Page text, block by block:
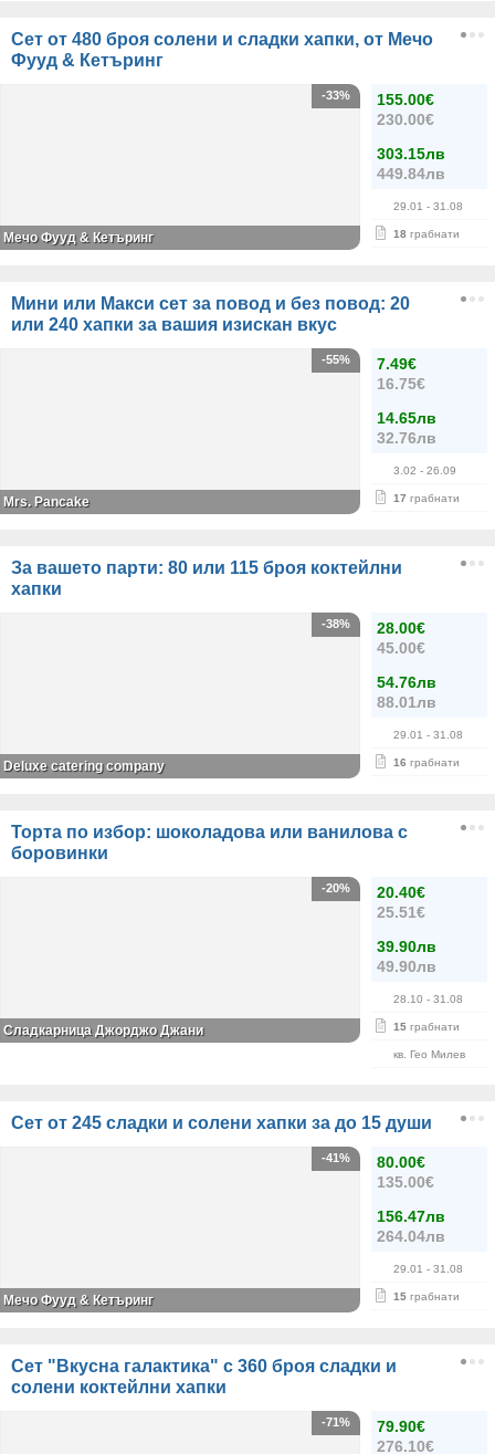
Сет от 480 броя солени и сладки хапки, от Мечо
Фууд & Кетъринг
155.00€
230.00€
303.15лв
449.84лв
29.01 - 31.08
18 грабнати
-33%
Мечо Фууд & Кетъринг
Мини или Макси сет за повод и без повод: 20
или 240 хапки за вашия изискан вкус
7.49€
16.75€
14.65лв
32.76лв
3.02 - 26.09
17 грабнати
-55%
Mrs. Pancake
За вашето парти: 80 или 115 броя коктейлни
хапки
28.00€
45.00€
54.76лв
88.01лв
29.01 - 31.08
16 грабнати
-38%
Deluxe catering company
Торта по избор: шоколадова или ванилова с
боровинки
20.40€
25.51€
39.90лв
49.90лв
28.10 - 31.08
15 грабнати
кв. Гео Милев
-20%
Сладкарница Джорджо Джани
Сет от 245 сладки и солени хапки за до 15 души
80.00€
135.00€
156.47лв
264.04лв
29.01 - 31.08
15 грабнати
-41%
Мечо Фууд & Кетъринг
Сет "Вкусна галактика" с 360 броя сладки и
солени коктейлни хапки
79.90€
276.10€
-71%